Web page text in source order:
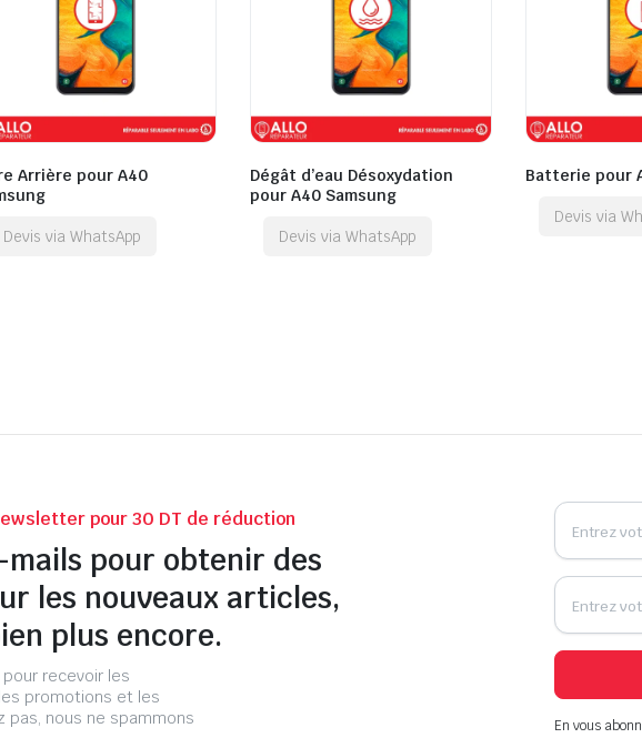
Arrière pour A40
Devis via WhatsApp
Dégât d’eau Désoxydation
pour A40 Samsung
Devis via WhatsApp
Batterie pour
Devis via
pour 30 DT de réduction
mails pour obtenir des
les nouveaux articles,
plus encore.
recevoir les
promotions et les
pas, nous ne spammons
En vous